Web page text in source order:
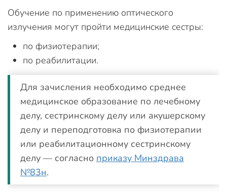
Обучение по применению оптического
излучения могут пройти медицинские сестры:
по физиотерапии;
по реабилитации.
Для зачисления необходимо среднее
медицинское образование по лечебному
делу, сестринскому делу или акушерскому
делу и переподготовка по физиотерапии
или реабилитационному сестринскому
делу — согласно приказу Минздрава
№83н.